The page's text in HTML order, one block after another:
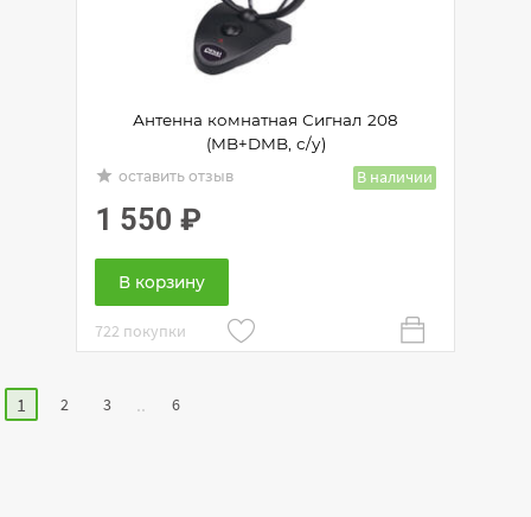
Антенна комнатная Сигнал 208
(MB+DMB, с/у)
grade оставить отзыв В наличии
1 550 ₽
В корзину
722 покупки
1 2 3 .. 6